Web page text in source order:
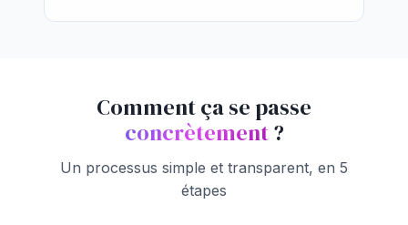
Comment ça se passe
concrètement?
Un processus simple et transparent, en 5
étapes